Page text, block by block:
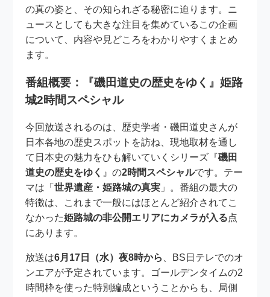
の真の姿と、その知られざる秘密に迫ります。ニ
ュースとしても大きな注目を集めているこの企画
について、内容や見どころをわかりやすくまとめ
ます。
番組概要：『磯田道史の歴史をゆく』姫路
城2時間スペシャル
今回放送されるのは、歴史学者・磯田道史さんが
日本各地の歴史スポットを訪ね、現地取材を通し
て日本史の魅力をひも解いていくシリーズ『磯田
道史の歴史をゆく 』の2時間スペシャルです。テー
マは「世界遺産・姫路城の真実 」。番組の最大の
特徴は、これまで一般にはほとんど紹介されてこ
なかった姫路城の非公開エリアにカメラが入る点
にあります。
放送は6月17日（水）夜8時から 、BS日テレでのオ
ンエアが予定されています。ゴールデンタイムの2
時間枠を使った特別編成ということからも、局側